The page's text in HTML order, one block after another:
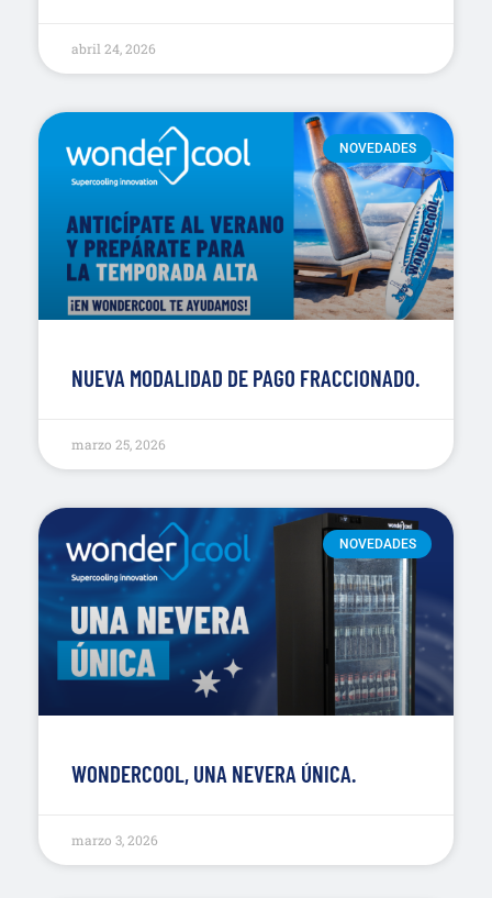
abril 24, 2026
NOVEDADES
NUEVA MODALIDAD DE PAGO FRACCIONADO.
marzo 25, 2026
NOVEDADES
WONDERCOOL, UNA NEVERA ÚNICA.
marzo 3, 2026